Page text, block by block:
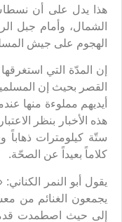
هذا يدل على أن
الشمال، وأمام جبل
الهجوم على جيش
إن المدّة التي
القصر بحيث إن
أيديهم مملوءة منها
هذه الأخبار بنظر
ستّة كيلومترات ذهاباً
كلاماً بعيداً عن الصحّة.
يقول أبو النمر
يجمعون الغنائم من
إلى حيث اصطمدت